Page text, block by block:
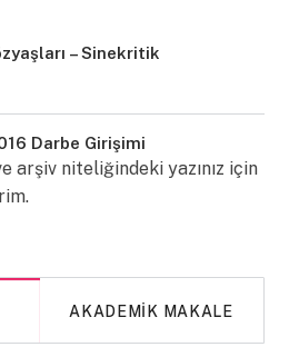
– Sinekritik
Darbe Girişimi
arşiv niteliğindeki yazınız için
AKADEMIK MAKALE